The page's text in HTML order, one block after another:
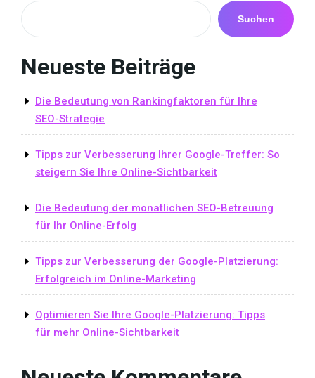
Suchen
Neueste Beiträge
Die Bedeutung von Rankingfaktoren für Ihre
SEO-Strategie
Tipps zur Verbesserung Ihrer Google-Treffer: So
steigern Sie Ihre Online-Sichtbarkeit
Die Bedeutung der monatlichen SEO-Betreuung
für Ihr Online-Erfolg
Tipps zur Verbesserung der Google-Platzierung:
Erfolgreich im Online-Marketing
Optimieren Sie Ihre Google-Platzierung: Tipps
für mehr Online-Sichtbarkeit